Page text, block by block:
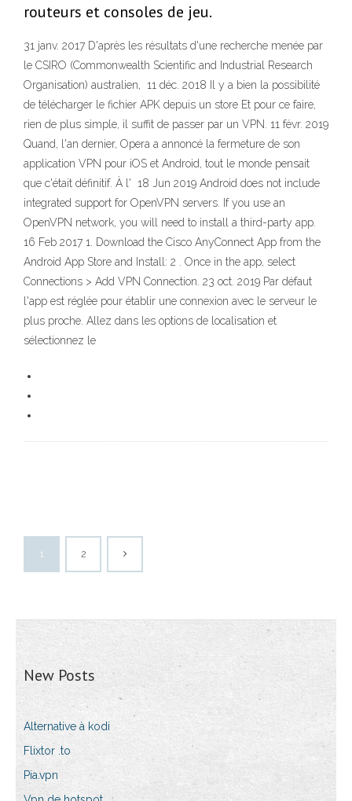
routeurs et consoles de jeu.
31 janv. 2017 D'après les résultats d'une recherche menée par
le CSIRO (Commonwealth Scientific and Industrial Research
Organisation) australien, 11 déc. 2018 Il y a bien la possibilité
de télécharger le fichier APK depuis un store Et pour ce faire,
rien de plus simple, il suffit de passer par un VPN. 11 févr. 2019
Quand, l'an dernier, Opera a annoncé la fermeture de son
application VPN pour iOS et Android, tout le monde pensait
que c'était définitif. À l' 18 Jun 2019 Android does not include
integrated support for OpenVPN servers. If you use an
OpenVPN network, you will need to install a third-party app.
16 Feb 2017 1. Download the Cisco AnyConnect App from the
Android App Store and Install: 2 . Once in the app, select
Connections > Add VPN Connection. 23 oct. 2019 Par défaut
l'app est réglée pour établir une connexion avec le serveur le
plus proche. Allez dans les options de localisation et
sélectionnez le
1 2
New Posts
Alternative à kodi
Flixtor .to
Pia.vpn